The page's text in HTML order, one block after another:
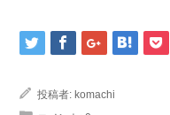
投稿者: komachi